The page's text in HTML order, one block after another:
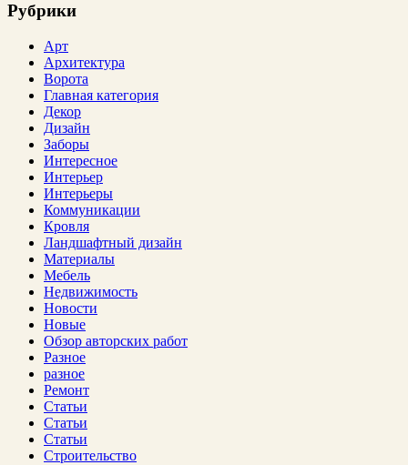
Рубрики
Арт
Архитектура
Ворота
Главная категория
Декор
Дизайн
Заборы
Интересное
Интерьер
Интерьеры
Коммуникации
Кровля
Ландшафтный дизайн
Материалы
Мебель
Недвижимость
Новости
Новые
Обзор авторских работ
Разное
разное
Ремонт
Статьи
Статьи
Статьи
Строительство